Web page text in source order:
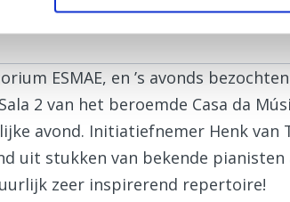
Rotary World Jazz Orchestra in Porto
ESMAE, en ’s avonds
2 van het beroemde Casa da
avond. Initiatiefnemer Henk
uit stukken van bekende pianisten
zeer inspirerend repertoire!